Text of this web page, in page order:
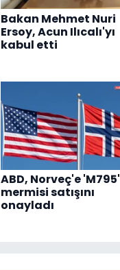
Bakan Mehmet Nuri
Ersoy, Acun Ilıcalı'yı
kabul etti
ABD, Norveç'e 'M795'
mermisi satışını
onayladı